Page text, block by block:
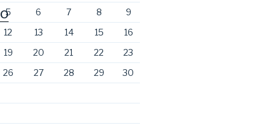
5
6 7 8
9
12
13 14 15
16
19
20 21 22
23
26
27 28 29 30